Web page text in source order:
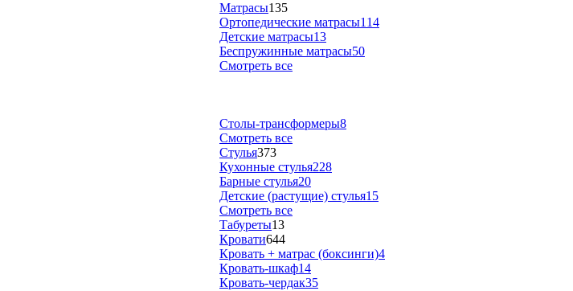
Матрасы135
Ортопедические матрасы114
Детские матрасы13
Беспружинные матрасы50
Смотреть все
Столы-трансформеры8
Смотреть все
Стулья373
Кухонные стулья228
Барные стулья20
Детские (растущие) стулья15
Смотреть все
Табуреты13
Кровати644
Кровать + матрас (боксинги)4
Кровать-шкаф14
Кровать-чердак35